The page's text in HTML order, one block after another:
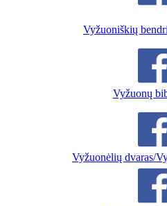
Vyžuoniškių
Vyžuonų
Vyžuonėlių dvaras/